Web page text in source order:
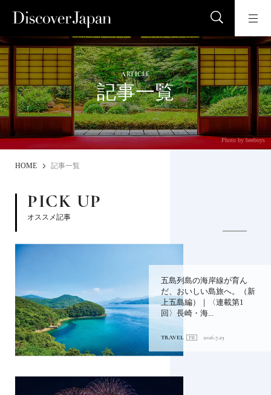
ARTICLE
記事一覧
Photo by beeboys
HOME 記事一覧
PICK UP
オススメ記事
五島列島の海岸線が育ん
だ、おいしい島旅へ。（新
上五島編）｜〈連載第1
回〉長崎・海...
TRAVEL 2026.7.29